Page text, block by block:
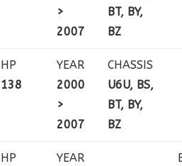
>
2007
BT, BY,
BZ
HP
138
YEAR
2000
>
2007
CHASSIS
U6U, BS,
BT, BY,
BZ
HP
YEAR